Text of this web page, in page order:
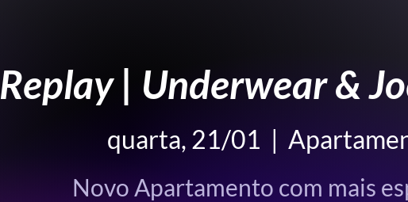
Replay | Underwear &
quarta, 21/01
  |
Novo Apartamento com mais